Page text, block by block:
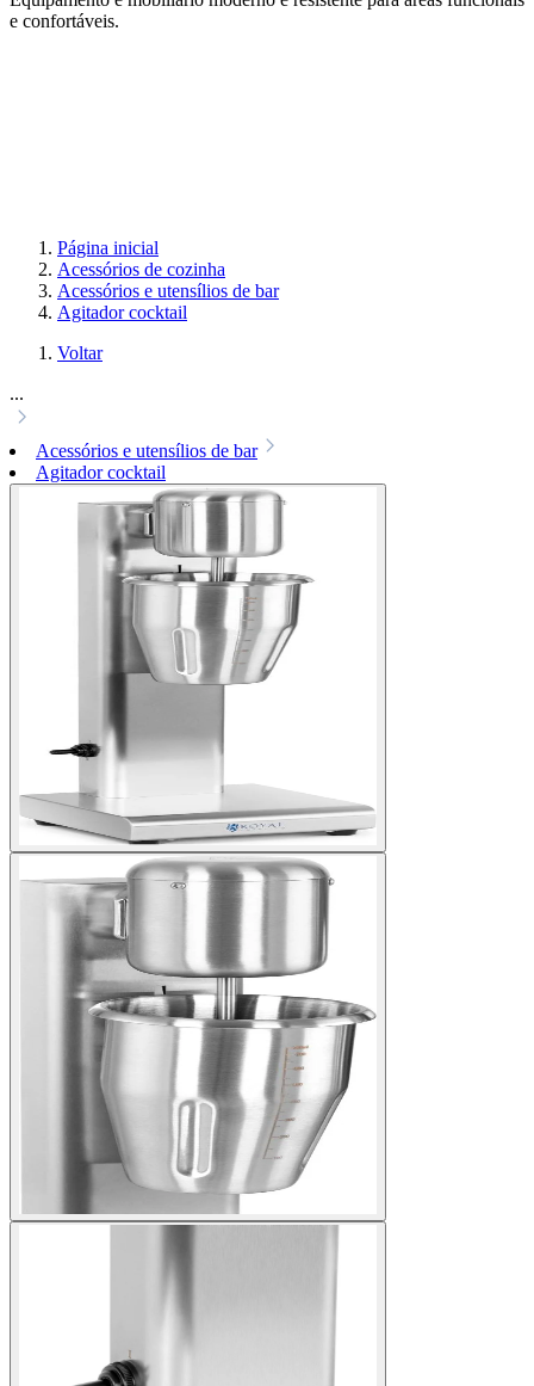
e confortáveis.
Página inicial
Acessórios de cozinha
Acessórios e utensílios de bar
Agitador cocktail
Voltar
...
Acessórios e utensílios de bar
Agitador cocktail